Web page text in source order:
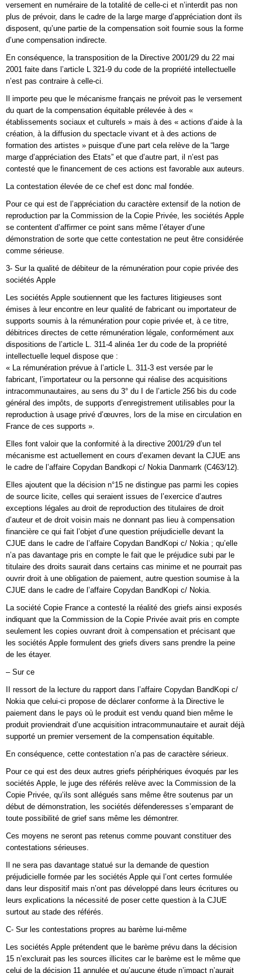
versement en numéraire de la totalité de celle-ci et n’interdit pas non
plus de prévoir, dans le cadre de la large marge d’appréciation dont ils
disposent, qu’une partie de la compensation soit fournie sous la forme
d’une compensation indirecte.
En conséquence, la transposition de la Directive 2001/29 du 22 mai
2001 faite dans l’article L 321-9 du code de la propriété intellectuelle
n’est pas contraire à celle-ci.
Il importe peu que le mécanisme français ne prévoit pas le versement
du quart de la compensation équitable prélevée à des «
établissements sociaux et culturels » mais à des « actions d’aide à la
création, à la diffusion du spectacle vivant et à des actions de
formation des artistes » puisque d’une part cela relève de la “large
marge d’appréciation des Etats” et que d’autre part, il n’est pas
contesté que le financement de ces actions est favorable aux auteurs.
La contestation élevée de ce chef est donc mal fondée.
Pour ce qui est de l’appréciation du caractère extensif de la notion de
reproduction par la Commission de la Copie Privée, les sociétés Apple
se contentent d’affirmer ce point sans même l’étayer d’une
démonstration de sorte que cette contestation ne peut être considérée
comme sérieuse.
3- Sur la qualité de débiteur de la rémunération pour copie privée des
sociétés Apple
Les sociétés Apple soutiennent que les factures litigieuses sont
émises à leur encontre en leur qualité de fabricant ou importateur de
supports soumis à la rémunération pour copie privée et, à ce titre,
débitrices directes de cette rémunération légale, conformément aux
dispositions de l’article L. 311-4 alinéa 1er du code de la propriété
intellectuelle lequel dispose que :
« La rémunération prévue à l’article L. 311-3 est versée par le
fabricant, l’importateur ou la personne qui réalise des acquisitions
intracommunautaires, au sens du 3° du I de l’article 256 bis du code
général des impôts, de supports d’enregistrement utilisables pour la
reproduction à usage privé d’œuvres, lors de la mise en circulation en
France de ces supports ».
Elles font valoir que la conformité à la directive 2001/29 d’un tel
mécanisme est actuellement en cours d’examen devant la CJUE ans
le cadre de l’affaire Copydan Bandkopi c/ Nokia Danmarrk (C463/12).
Elles ajoutent que la décision n°15 ne distingue pas parmi les copies
de source licite, celles qui seraient issues de l’exercice d’autres
exceptions légales au droit de reproduction des titulaires de droit
d’auteur et de droit voisin mais ne donnant pas lieu à compensation
financière ce qui fait l’objet d’une question préjudicielle devant la
CJUE dans le cadre de l’affaire Copydan BandKopi c/ Nokia ; qu’elle
n’a pas davantage pris en compte le fait que le préjudice subi par le
titulaire des droits saurait dans certains cas minime et ne pourrait pas
ouvrir droit à une obligation de paiement, autre question soumise à la
CJUE dans le cadre de l’affaire Copydan BandKopi c/ Nokia.
La société Copie France a contesté la réalité des griefs ainsi exposés
indiquant que la Commission de la Copie Privée avait pris en compte
seulement les copies ouvrant droit à compensation et précisant que
les sociétés Apple formulent des griefs divers sans prendre la peine
de les étayer.
– Sur ce
II ressort de la lecture du rapport dans l’affaire Copydan BandKopi c/
Nokia que celui-ci propose de déclarer conforme à la Directive le
paiement dans le pays où le produit est vendu quand bien même le
produit proviendrait d’une acquisition intracommunautaire et aurait déjà
supporté un premier versement de la compensation équitable.
En conséquence, cette contestation n’a pas de caractère sérieux.
Pour ce qui est des deux autres griefs périphériques évoqués par les
sociétés Apple, le juge des référés relève avec la Commission de la
Copie Privée, qu’ils sont allégués sans même être soutenus par un
début de démonstration, les sociétés défenderesses s’emparant de
toute possibilité de grief sans même les démontrer.
Ces moyens ne seront pas retenus comme pouvant constituer des
contestations sérieuses.
Il ne sera pas davantage statué sur la demande de question
préjudicielle formée par les sociétés Apple qui l’ont certes formulée
dans leur dispositif mais n’ont pas développé dans leurs écritures ou
leurs explications la nécessité de poser cette question à la CJUE
surtout au stade des référés.
C- Sur les contestations propres au barème lui-même
Les sociétés Apple prétendent que le barème prévu dans la décision
15 n’exclurait pas les sources illicites car le barème est le même que
celui de la décision 11 annulée et qu’aucune étude n’impact n’aurait